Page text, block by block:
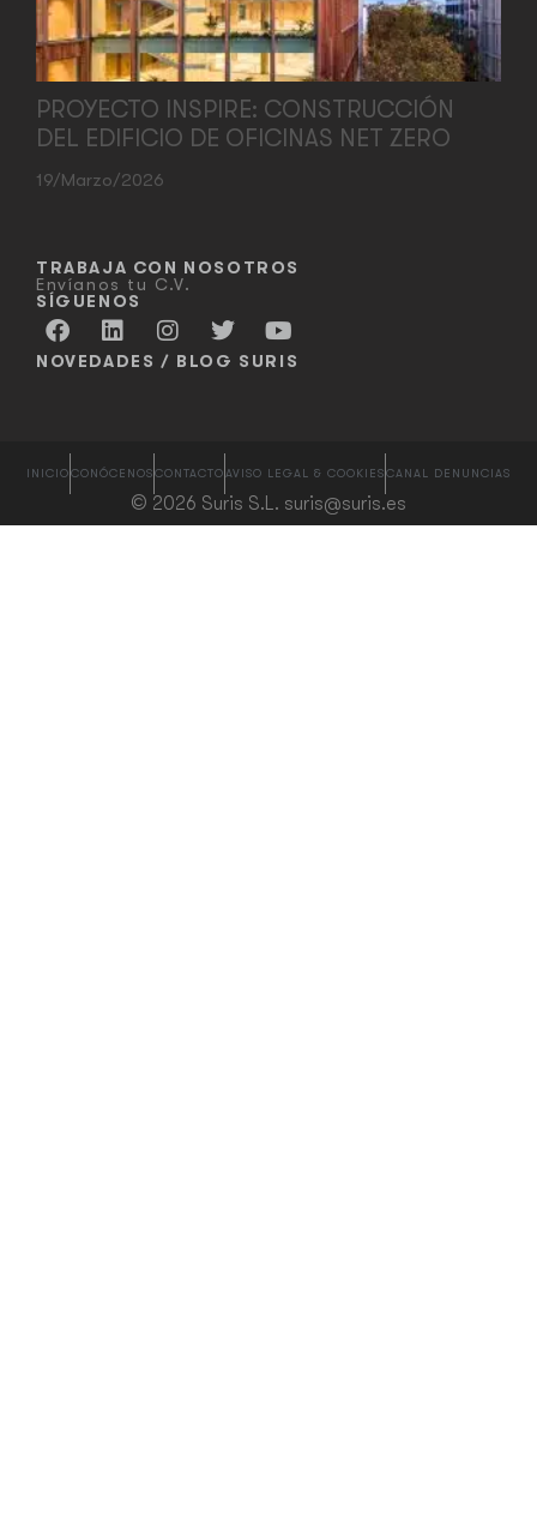
PROYECTO INSPIRE: CONSTRUCCIÓN
DEL EDIFICIO DE OFICINAS NET ZERO
19/marzo/2026
TRABAJA CON NOSOTROS
Envíanos tu C.V.
SÍGUENOS
NOVEDADES / BLOG SURIS
© 2026 Suris S.L. suris@suris.es
INICIOCONÓCENOSCONTACTO AVISO LEGAL & COOKIESCANAL DENUNCIAS